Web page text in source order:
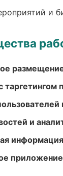
и
таргетингом
и